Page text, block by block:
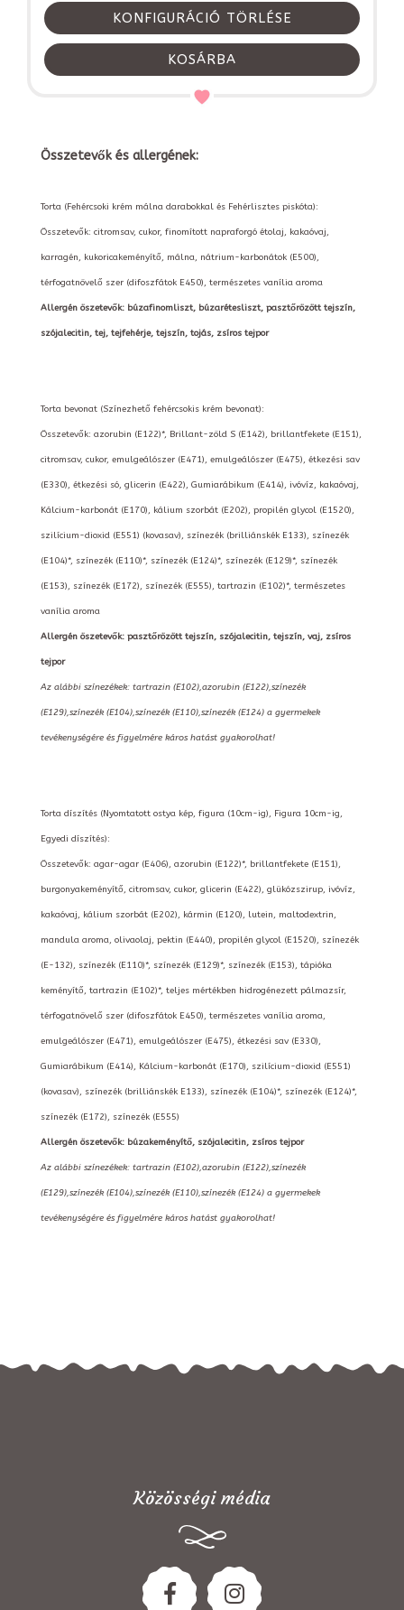
KONFIGURÁCIÓ TÖRLÉSE
KOSÁRBA
Összetevők és allergének:
Torta (Fehércsoki krém málna darabokkal és Fehérlisztes piskóta):
Összetevők: citromsav, cukor, finomított napraforgó étolaj, kakaóvaj,
karragén, kukoricakeményítő, málna, nátrium-karbonátok (E500),
térfogatnövelő szer (difoszfátok E450), természetes vanília aroma
Allergén öszetevők: búzafinomliszt, búzarétesliszt, pasztőrözött tejszín,
szójalecitin, tej, tejfehérje, tejszín, tojás, zsíros tejpor
Torta bevonat (Színezhető fehércsokis krém bevonat):
Összetevők: azorubin (E122)*, Brillant-zöld S (E142), brillantfekete (E151),
citromsav, cukor, emulgeálószer (E471), emulgeálószer (E475), étkezési sav
(E330), étkezési só, glicerin (E422), Gumiarábikum (E414), ivóvíz, kakaóvaj,
Kálcium-karbonát (E170), kálium szorbát (E202), propilén glycol (E1520),
szilícium-dioxid (E551) (kovasav), színezék (brilliánskék E133), színezék
(E104)*, színezék (E110)*, színezék (E124)*, színezék (E129)*, színezék
(E153), színezék (E172), színezék (E555), tartrazin (E102)*, természetes
vanília aroma
Allergén öszetevők: pasztőrözött tejszín, szójalecitin, tejszín, vaj, zsíros
tejpor
Az alábbi színezékek: tartrazin (E102),azorubin (E122),színezék
(E129),színezék (E104),színezék (E110),színezék (E124) a gyermekek
tevékenységére és figyelmére káros hatást gyakorolhat!
Torta díszítés (Nyomtatott ostya kép, figura (10cm-ig), Figura 10cm-ig,
Egyedi díszítés):
Összetevők: agar-agar (E406), azorubin (E122)*, brillantfekete (E151),
burgonyakeményítő, citromsav, cukor, glicerin (E422), glükózszirup, ivóvíz,
kakaóvaj, kálium szorbát (E202), kármin (E120), lutein, maltodextrin,
mandula aroma, olivaolaj, pektin (E440), propilén glycol (E1520), színezék
(E-132), színezék (E110)*, színezék (E129)*, színezék (E153), tápióka
keményítő, tartrazin (E102)*, teljes mértékben hidrogénezett pálmazsír,
térfogatnövelő szer (difoszfátok E450), természetes vanília aroma,
emulgeálószer (E471), emulgeálószer (E475), étkezési sav (E330),
Gumiarábikum (E414), Kálcium-karbonát (E170), szilícium-dioxid (E551)
(kovasav), színezék (brilliánskék E133), színezék (E104)*, színezék (E124)*,
színezék (E172), színezék (E555)
Allergén öszetevők: búzakeményítő, szójalecitin, zsíros tejpor
Az alábbi színezékek: tartrazin (E102),azorubin (E122),színezék
(E129),színezék (E104),színezék (E110),színezék (E124) a gyermekek
tevékenységére és figyelmére káros hatást gyakorolhat!
Közösségi média